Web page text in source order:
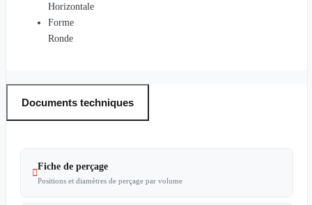
Horizontale
Forme
Ronde
Documents techniques

Fiche de perçage
Positions et diamètres de perçage par volume